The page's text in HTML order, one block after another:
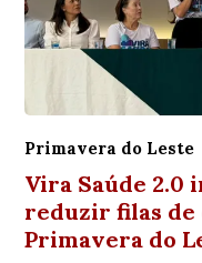
Primavera do Leste
Vira Saúde 2.0
reduzir filas
Primavera do